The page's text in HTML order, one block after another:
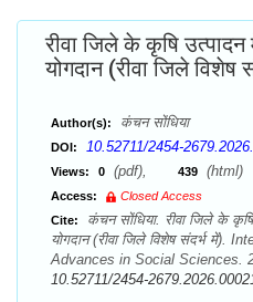
रीवा जिले के कृषि उत्पादन
योगदान (रीवा जिले विशेष
Author(s): कंचन सोंधिया
DOI: 10.52711/2454-
Views: 0 (pdf), 439 (html)
Access:
Closed Access
Cite:
कंचन सोंधिया. रीवा जिले के कृषि
योगदान (रीवा जिले विशेष संदर्भ में).
Advances in Social Sciences.
10.52711/2454-